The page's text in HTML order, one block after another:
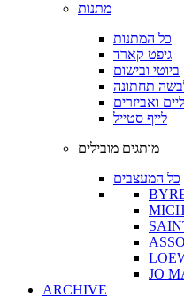
מתנות
כל המתנות
גיפט קארד
ביוטי ובישום
תחתונה
ואביזרים
לייף סטייל
מותגים מובילים
כל המעצבים
JO
ARCHIVE